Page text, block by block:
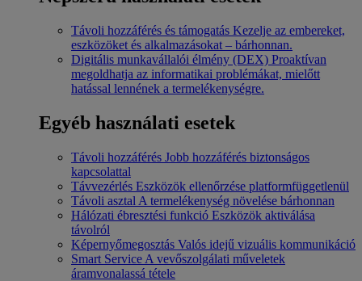
Távoli hozzáférés és támogatás Kezelje az embereket,
eszközöket és alkalmazásokat – bárhonnan.
Digitális munkavállalói élmény (DEX) Proaktívan
megoldhatja az informatikai problémákat, mielőtt
hatással lennének a termelékenységre.
Egyéb használati esetek
Távoli hozzáférés Jobb hozzáférés biztonságos
kapcsolattal
Távvezérlés Eszközök ellenőrzése platformfüggetlenül
Távoli asztal A termelékenység növelése bárhonnan
Hálózati ébresztési funkció Eszközök aktiválása
távolról
Képernyőmegosztás Valós idejű vizuális kommunikáció
Smart Service A vevőszolgálati műveletek
áramvonalassá tétele